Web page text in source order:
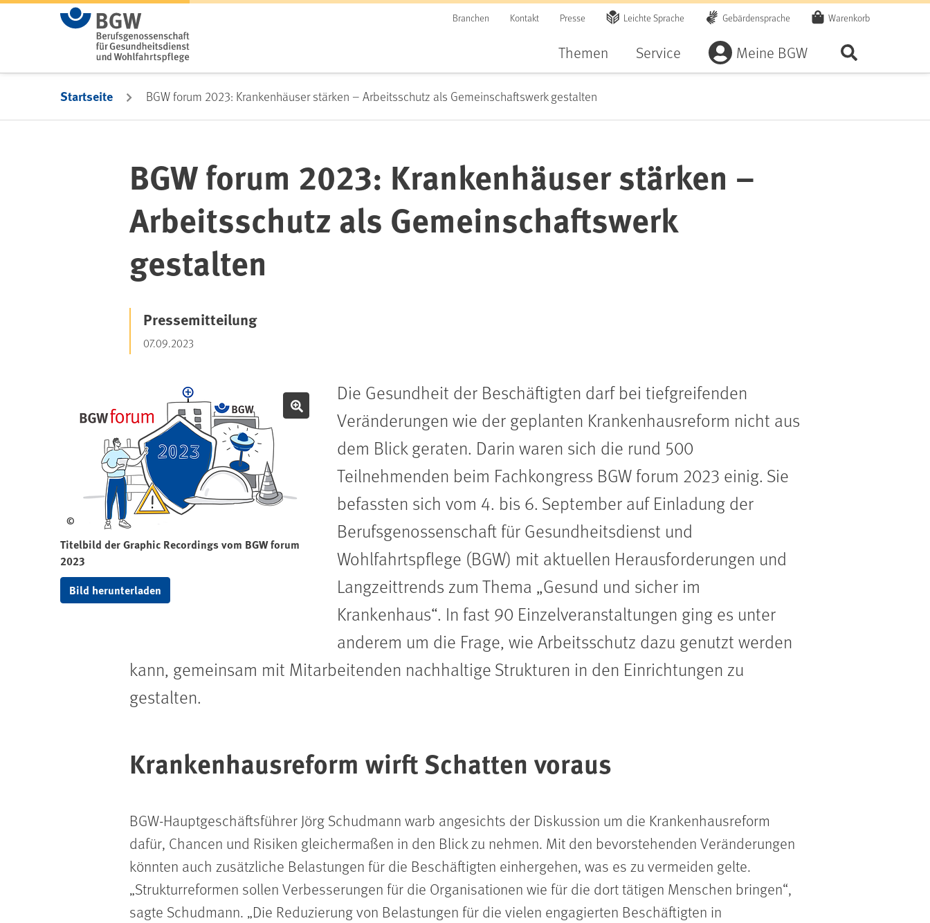
Zum Hauptinhalt springen Branchen Kontakt Presse Leichte Sprache Gebärdensprache Warenkorb
Themen Service Meine BGW
Startseite BGW forum 2023: Krankenhäuser stärken – Arbeitsschutz als Gemeinschaftswerk gestalten
BGW forum 2023: Krankenhäuser stärken –
Arbeitsschutz als Gemeinschaftswerk
gestalten
Pressemitteilung
07.09.2023
Bild vergrößern
©
Titelbild der Graphic Recordings vom BGW forum
2023
Bild herunterladen
Die Gesundheit der Beschäftigten darf bei tiefgreifenden
Veränderungen wie der geplanten Krankenhausreform nicht aus
dem Blick geraten. Darin waren sich die rund 500
Teilnehmenden beim Fachkongress BGW forum 2023 einig. Sie
befassten sich vom 4. bis 6. September auf Einladung der
Berufsgenossenschaft für Gesundheitsdienst und
Wohlfahrtspflege (BGW) mit aktuellen Herausforderungen und
Langzeittrends zum Thema „Gesund und sicher im
Krankenhaus“. In fast 90 Einzelveranstaltungen ging es unter
anderem um die Frage, wie Arbeitsschutz dazu genutzt werden
kann, gemeinsam mit Mitarbeitenden nachhaltige Strukturen in den Einrichtungen zu
gestalten.
Krankenhausreform wirft Schatten voraus
BGW-Hauptgeschäftsführer Jörg Schudmann warb angesichts der Diskussion um die Krankenhausreform
dafür, Chancen und Risiken gleichermaßen in den Blick zu nehmen. Mit den bevorstehenden Veränderungen
könnten auch zusätzliche Belastungen für die Beschäftigten einhergehen, was es zu vermeiden gelte.
Strukturreformen sollen Verbesserungen für die Organisationen wie für die dort tätigen Menschen bringen ,
sagte Schudmann. Die Reduzierung von Belastungen für die vielen engagierten Beschäftigten in